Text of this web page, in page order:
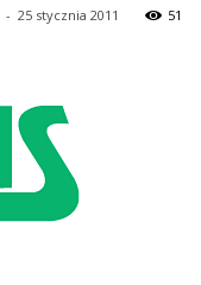
- 25 stycznia 2011 51